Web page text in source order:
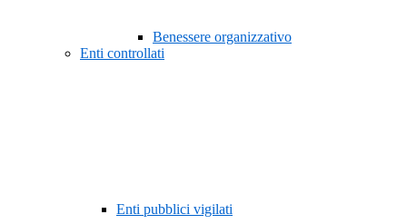
Benessere organizzativo
Enti controllati
Enti pubblici vigilati